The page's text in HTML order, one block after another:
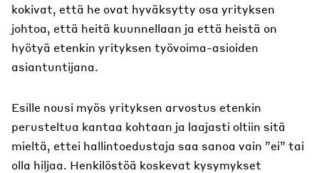
kokivat, että he ovat hyväksytty osa yrityksen
johtoa, että heitä kuunnellaan ja että heistä on
hyötyä etenkin yrityksen työvoima-asioiden
asiantuntijana.
Esille nousi myös yrityksen arvostus etenkin
perusteltua kantaa kohtaan ja laajasti oltiin sitä
mieltä, ettei hallintoedustaja saa sanoa vain ”ei” tai
olla hiljaa. Henkilöstöä koskevat kysymykset